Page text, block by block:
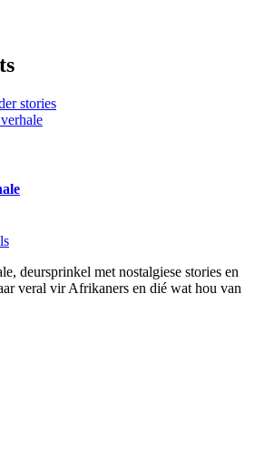
deursprinkel met nostalgiese stories en
veral vir Afrikaners en dié wat hou van